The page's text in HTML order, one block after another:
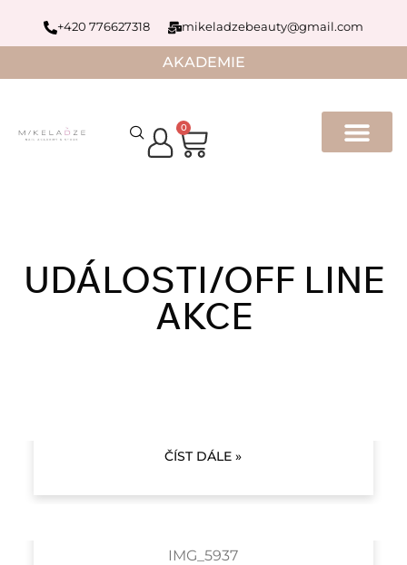
+420 776627318 mikeladzebeauty@gmail.com
AKADEMIE
0
UDÁLOSTI/OFF LINE
AKCE
ČÍST DÁLE »
IMG_5937